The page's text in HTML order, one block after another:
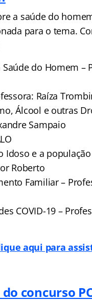
a saúde do
para o tema.
Saúde do Homem –
Raíza
Álcool e outras
Sampaio
Idoso e a
Roberto
Familiar –
COVID-19 –
aqui para
concurso